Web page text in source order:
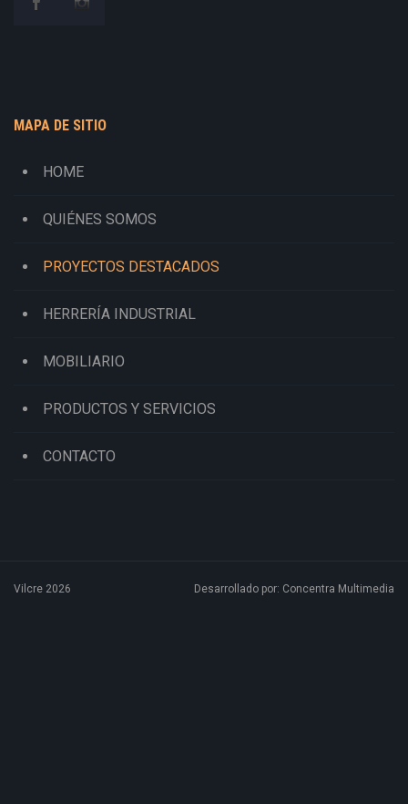
MAPA DE SITIO
HOME
QUIÉNES SOMOS
PROYECTOS DESTACADOS
HERRERÍA INDUSTRIAL
MOBILIARIO
PRODUCTOS Y SERVICIOS
CONTACTO
Vilcre 2026 Desarrollado por: Concentra Multimedia